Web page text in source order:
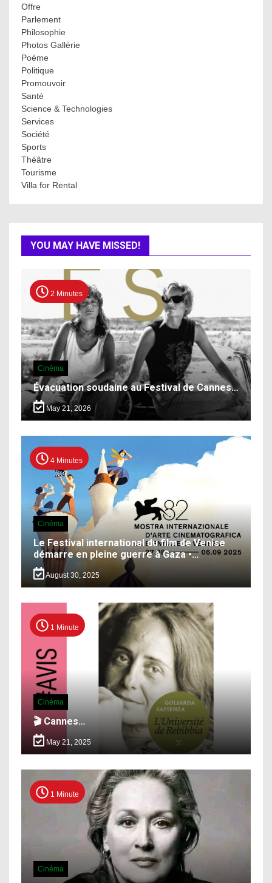
Offre
Parlement
Philosophie
Photos Gallérie
Poème
Politique
Promouvoir
Santé
Science & Technologies
Services
Société
Sports
Théâtre
Tourisme
Villa for Rental
YOU MAY HAVE MISSED!
2 Minutes
Cinéma
Évacuation soudaine au Festival de Cannes…
May 21, 2026
4 Minutes
Cinéma
Le Festival international du film de Venise
démarre en pleine guerre à Gaza •…
August 30, 2025
1 Minute
Cinéma
🎬 Cannes…
May 21, 2025
1 Minute
Cinéma